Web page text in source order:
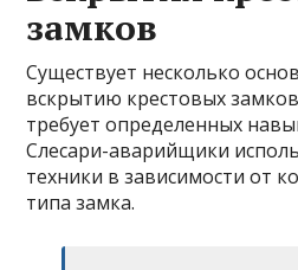
замков
Существует несколько
вскрытию крестовых
требует определенных
Слесари-аварийщики
техники в зависимости от
типа замка.